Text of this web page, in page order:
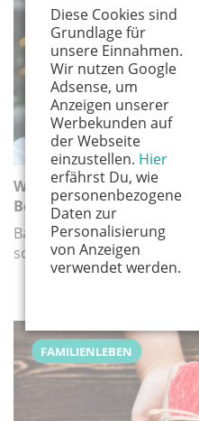
Diese Cookies sind
Grundlage für
unsere Einnahmen.
Wir nutzen Google
Adsense, um
Anzeigen unserer
Werbekunden auf
der Webseite
einzustellen. Hier
erfährst Du, wie
personenbezogene
Daten zur
Personalisierung
von Anzeigen
verwendet werden.
FAMILIENLEBEN
Wo gibt es
Bonn & der Region?
Bald heißt es wieder: Alaaf!
schlüpft in kunterbunte
FAMILIENLEBEN